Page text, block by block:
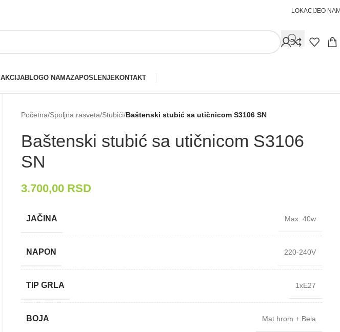
LOKACIJEO
AKCIJABLOGO NAMAZAPOSLENJEKONTAKT
Početna/Spoljna rasveta/Stubići/Baštenski stubić sa utičnicom S3106 SN
Baštenski stubić sa utičnicom S3106
SN
3.700,00 RSD
JAČINA Max. 40w
NAPON 220-240V
TIP GRLA 1xE27
BOJA Mat hrom + Bela